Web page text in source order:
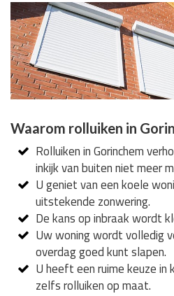
Waarom rolluiken in
Rolluiken in Gorinchem
inkijk van buiten niet meer
U geniet van een koele
uitstekende zonwering.
De kans op inbraak wordt
Uw woning wordt volledig
overdag goed kunt slapen.
U heeft een ruime keuze in
zelfs rolluiken op maat.